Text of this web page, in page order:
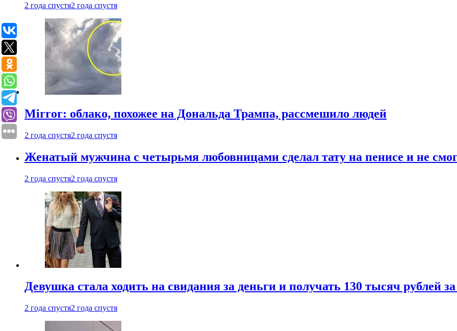
2 года спустя2 года спустя
Mirror: облако, похожее на Дональда Трампа, рассмешило людей
2 года спустя2 года спустя
Женатый мужчина с четырьмя любовницами сделал тату на пенисе и не
2 года спустя2 года спустя
Девушка стала ходить на свидания за деньги и получать 130 тысяч рублей
2 года спустя2 года спустя